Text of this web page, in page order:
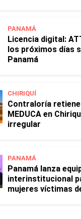
PANAMÁ
Licencia digital:
los próximos días
Panamá
CHIRIQUÍ
Contraloría
MEDUCA en
irregular
PANAMÁ
Panamá lanza
interinstitucional
mujeres víctimas